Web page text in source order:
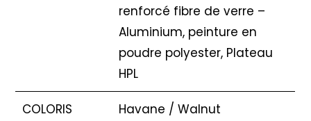
renforcé fibre de verre –
Aluminium, peinture en
poudre polyester, Plateau
HPL
COLORIS Havane / Walnut